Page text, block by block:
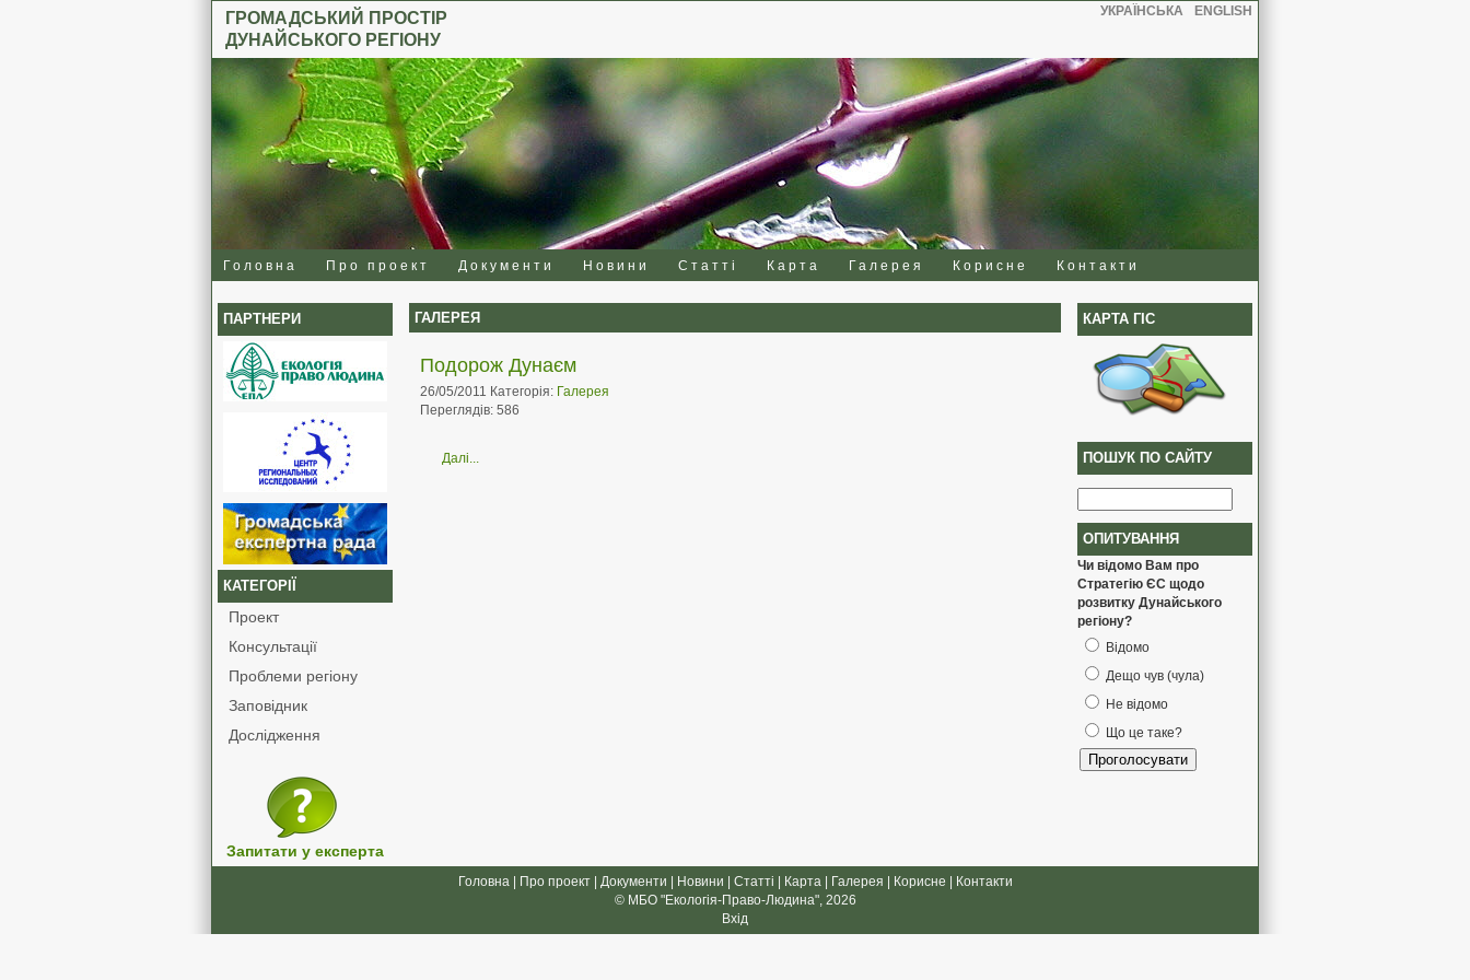
ГРОМАДСЬКИЙ ПРОСТІР
ДУНАЙСЬКОГО РЕГІОНУ
УКРАЇНСЬКА ENGLISH
Головна Про проект Документи Новини Статті Карта Галерея Корисне Контакти
ПАРТНЕРИ
КАТЕГОРІЇ
Проект
Консультації
Проблеми регіону
Заповідник
Дослідження
Запитати у експерта
КАРТА ГІС
ПОШУК ПО САЙТУ
ОПИТУВАННЯ
Чи відомо Вам про
Стратегію ЄС щодо
розвитку Дунайського
регіону?
Відомо
Дещо чув (чула)
Не відомо
Що це таке?
ГАЛЕРЕЯ
Подорож Дунаєм
26/05/2011 Категорія: Галерея
Переглядів: 586
Далі...
Головна | Про проект| Документи | Новини | Статті | Карта | Галерея | Корисне | Контакти
© МБО "Екологія-Право-Людина", 2026
Вхід